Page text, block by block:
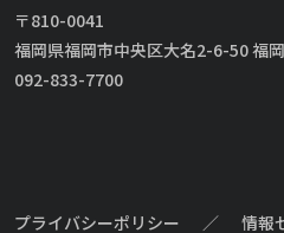
〒810-0041
福岡県福岡市中央区大名2-6-50 福
092-833-7700
プライバシーポリシー ／ 情報